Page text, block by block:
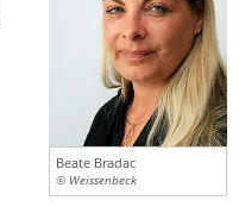
Beate Bradac
© Weissenbeck